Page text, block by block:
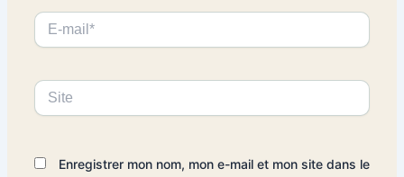
E-
mail*
Site
Enregistrer mon nom, mon e-mail et mon site dans le